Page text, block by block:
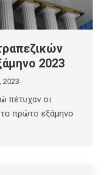
2023
2023
πέτυχαν οι
πρώτο εξάμηνο